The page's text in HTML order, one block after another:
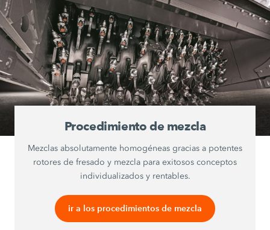
Procedimiento de mezcla
Mezclas absolutamente homogéneas gracias a potentes
rotores de fresado y mezcla para exitosos conceptos
individualizados y rentables.
ir a los procedimientos de mezcla